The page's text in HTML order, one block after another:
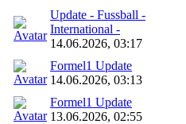
Update - Fussball -
International -
14.06.2026, 03:17
Formel1 Update
14.06.2026, 03:13
Formel1 Update
13.06.2026, 02:55